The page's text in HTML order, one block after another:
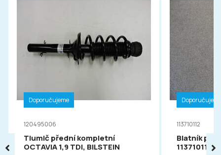
Doporučujeme
120495006
Tlumič přední kompletní
OCTAVIA 1,9 TDI, BILSTEIN
113710112
Blatník
113710112